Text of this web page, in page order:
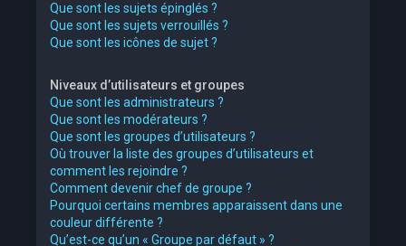
Que sont les sujets épinglés ?
Que sont les sujets verrouillés ?
Que sont les icônes de sujet ?
Niveaux d’utilisateurs et groupes
Que sont les administrateurs ?
Que sont les modérateurs ?
Que sont les groupes d’utilisateurs ?
Où trouver la liste des groupes d’utilisateurs et
comment les rejoindre ?
Comment devenir chef de groupe ?
Pourquoi certains membres apparaissent dans une
couleur différente ?
Qu’est-ce qu’un « Groupe par défaut » ?